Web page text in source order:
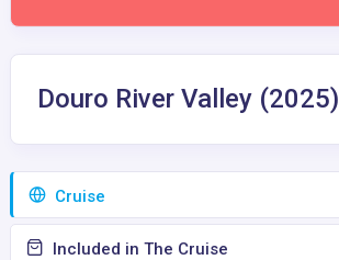
Douro River Valley (2025)
Сruise
Included in The Cruise